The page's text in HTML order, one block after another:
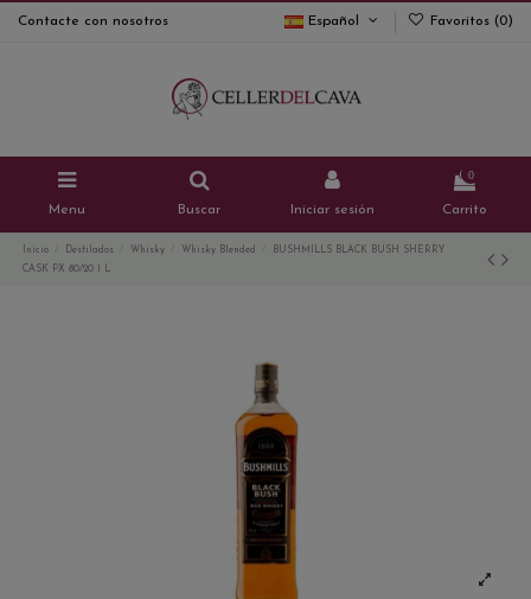
Contacte con nosotros Español Favoritos (0)
Menu Buscar Iniciar sesión
0
Carrito
Inicio Destilados Whisky Whisky Blended
BUSHMILLS BLACK BUSH SHERRY
CASK PX 80/20 1 L